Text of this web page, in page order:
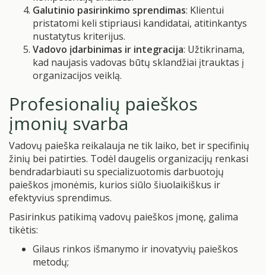
Galutinio pasirinkimo sprendimas: Klientui
pristatomi keli stipriausi kandidatai, atitinkantys
nustatytus kriterijus.
Vadovo įdarbinimas ir integracija: Užtikrinama,
kad naujasis vadovas būtų sklandžiai įtrauktas į
organizacijos veiklą.
Profesionalių paieškos
įmonių svarba
Vadovų paieška reikalauja ne tik laiko, bet ir specifinių
žinių bei patirties. Todėl daugelis organizacijų renkasi
bendradarbiauti su specializuotomis darbuotojų
paieškos įmonėmis, kurios siūlo šiuolaikiškus ir
efektyvius sprendimus.
Pasirinkus patikimą vadovų paieškos įmonę, galima
tikėtis:
Gilaus rinkos išmanymo ir inovatyvių paieškos
metodų;